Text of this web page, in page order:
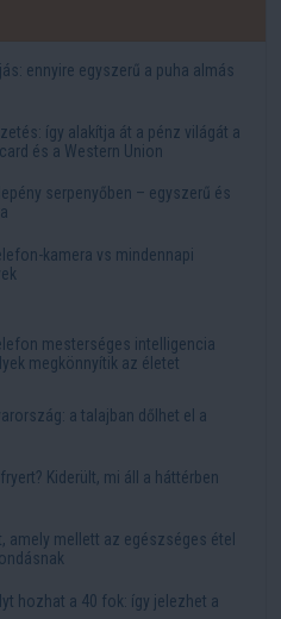
ennyire egyszerű a puha almás
így alakítja át a pénz világát a
és a Western Union
serpenyőben – egyszerű és
kamera vs mindennapi
mesterséges intelligencia
megkönnyítik az életet
a talajban dőlhet el a
Kiderült, mi áll a háttérben
amely mellett az egészséges étel
hozhat a 40 fok: így jelezhet a